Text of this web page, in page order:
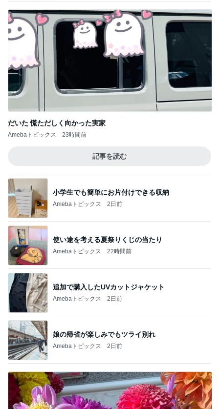
だいた 慌ただしく向かった実家
Amebaトピックス 23時間前
記事を読む
小学生でも簡単にお片付けできる収納
Amebaトピックス 2日前
使い途を考える夏祭りくじの当たり
Amebaトピックス 22時間前
追加で購入したUVカットジャケット
Amebaトピックス 2日前
娘の帰省が楽しみでもツライ別れ
Amebaトピックス 2日前